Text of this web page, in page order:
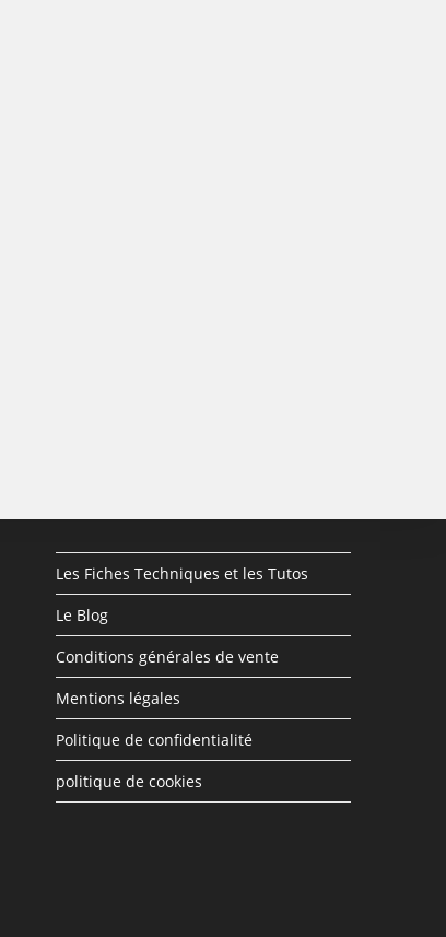
Les Fiches Techniques et les Tutos
Le Blog
Conditions générales de vente
Mentions légales
Politique de confidentialité
politique de cookies